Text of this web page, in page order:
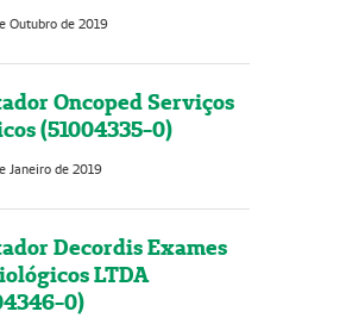
Outubro de 2019
Oncoped Serviços
(51004335-0)
Janeiro de 2019
Decordis Exames
LTDA
0)